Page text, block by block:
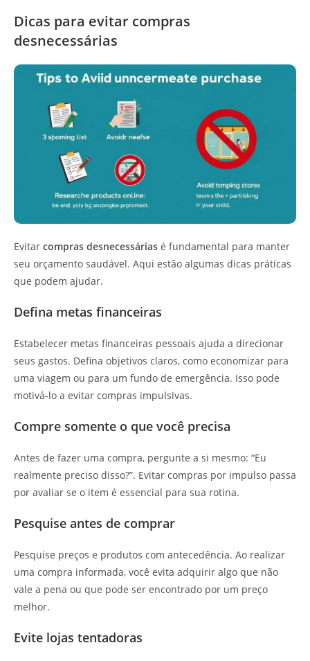
Dicas para evitar compras
desnecessárias
Evitar compras desnecessárias é fundamental para manter
seu orçamento saudável. Aqui estão algumas dicas práticas
que podem ajudar.
Defina metas financeiras
Estabelecer metas financeiras pessoais ajuda a direcionar
seus gastos. Defina objetivos claros, como economizar para
uma viagem ou para um fundo de emergência. Isso pode
motivá-lo a evitar compras impulsivas.
Compre somente o que você precisa
Antes de fazer uma compra, pergunte a si mesmo: “Eu
realmente preciso disso?”. Evitar compras por impulso passa
por avaliar se o item é essencial para sua rotina.
Pesquise antes de comprar
Pesquise preços e produtos com antecedência. Ao realizar
uma compra informada, você evita adquirir algo que não
vale a pena ou que pode ser encontrado por um preço
melhor.
Evite lojas tentadoras